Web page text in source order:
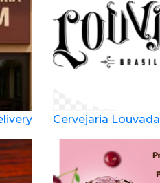
Cervejaria Louvada